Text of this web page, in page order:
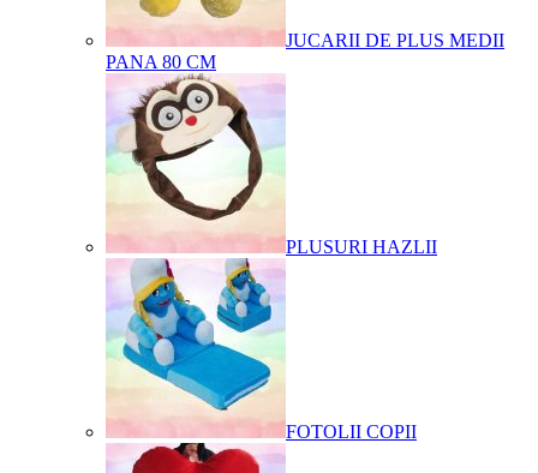
JUCARII DE PLUS MEDII
PANA 80 CM
PLUSURI HAZLII
FOTOLII COPII